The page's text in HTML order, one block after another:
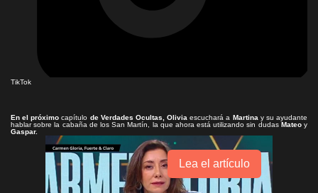
TikTok
En el próximo capítulo de Verdades Ocultas , Oliviaescuchará a Martina y su ayudante
hablar sobre la cabaña de los San Martín, la que ahora está utilizando sin dudasMateoy
Gaspar.
Lea el artículo